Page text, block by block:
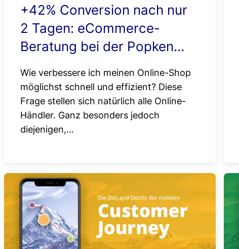
+42% Conversion nach nur
2 Tagen: eCommerce-
Beratung bei der Popken
Wie verbessere ich meinen Online-Shop
möglichst schnell und effizient? Diese
Frage stellen sich natürlich alle Online-
Händler. Ganz besonders jedoch
diejenigen,…